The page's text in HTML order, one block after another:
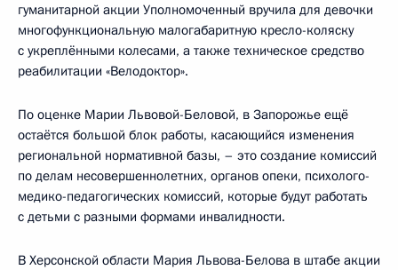
гуманитарной акции Уполномоченный вручила для девочки
многофункциональную малогабаритную кресло-коляску
с укреплёнными колесами, а также техническое средство
реабилитации «Велодоктор».
По оценке Марии Львовой-Беловой, в Запорожье ещё
остаётся большой блок работы, касающийся изменения
региональной нормативной базы, – это создание комиссий
по делам несовершеннолетних, органов опеки, психолого-
медико-педагогических комиссий, которые будут работать
с детьми с разными формами инвалидности.
В Херсонской области Мария Львова-Белова в штабе акции